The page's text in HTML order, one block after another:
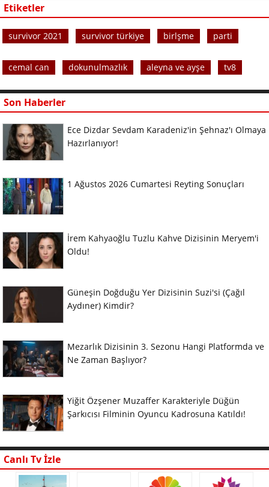
Etiketler
survivor 2021 survivor türkiye birlşme parti
cemal can dokunulmazlık aleyna ve ayşe tv8
Son Haberler
Ece Dizdar Sevdam Karadeniz'in Şehnaz'ı Olmaya
Hazırlanıyor!
1 Ağustos 2026 Cumartesi Reyting Sonuçları
İrem Kahyaoğlu Tuzlu Kahve Dizisinin Meryem'i
Oldu!
Güneşin Doğduğu Yer Dizisinin Suzi'si (Çağıl
Aydıner) Kimdir?
Mezarlık Dizisinin 3. Sezonu Hangi Platformda ve
Ne Zaman Başlıyor?
Yiğit Özşener Muzaffer Karakteriyle Düğün
Şarkıcısı Filminin Oyuncu Kadrosuna Katıldı!
Canlı Tv İzle